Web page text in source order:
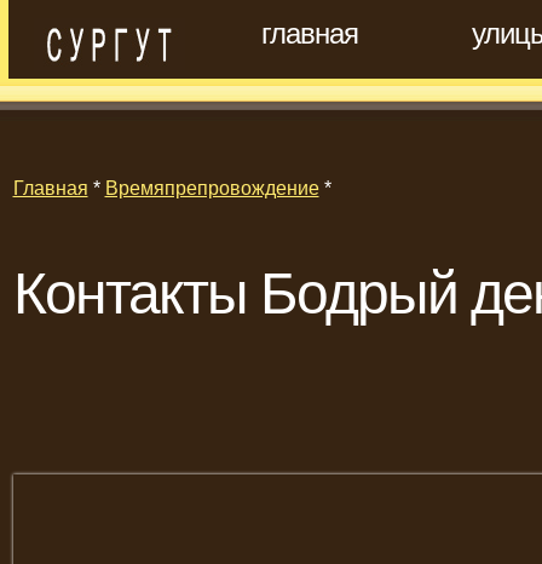
главная
Главная * Времяпрепровождение*
Контакты Бодрый